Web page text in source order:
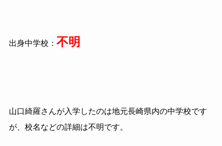
出身中学校： 不明
山口綺羅さんが入学したのは地元長崎県内の中学校です
が、校名などの詳細は不明です。